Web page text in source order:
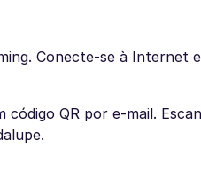
Conecte-se à Internet
QR por e-mail.